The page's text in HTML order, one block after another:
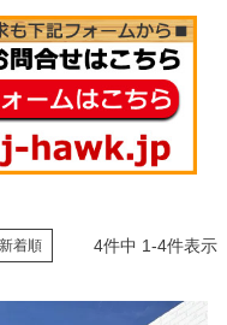
新着順 4件中 1-4件表示